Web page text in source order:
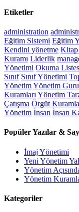
Etiketler
administration
Eğitim Sistemi Eğitim
Kendini yönetme Kitap
Kuramı Liderlik
Yönetimi Okuma
Sınıf Sınıf Yönetimi
YönetimYönetim
Kuramları Yönetim
Çatışma Örgüt
Yönetim İnsan İnsan
Popüler Yazılar &
İmaj Yönetimi
Yeni Yönetim
Yönetim
Yönetim
Kategoriler